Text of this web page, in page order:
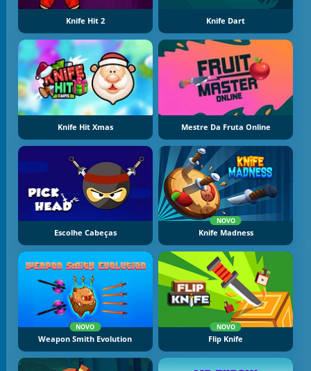
Knife Hit 2 Knife Dart
Knife Hit Xmas Mestre Da Fruta Online
Escolhe Cabeças
NOVO
Knife Madness
NOVO
Weapon Smith Evolution
NOVO
Flip Knife